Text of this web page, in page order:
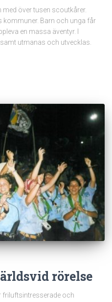
över tusen scoutkårer.
kommuner. Barn och unga får
en massa äventyr. I
utmanas och utvecklas.
rörelse
friluftsintresserade och